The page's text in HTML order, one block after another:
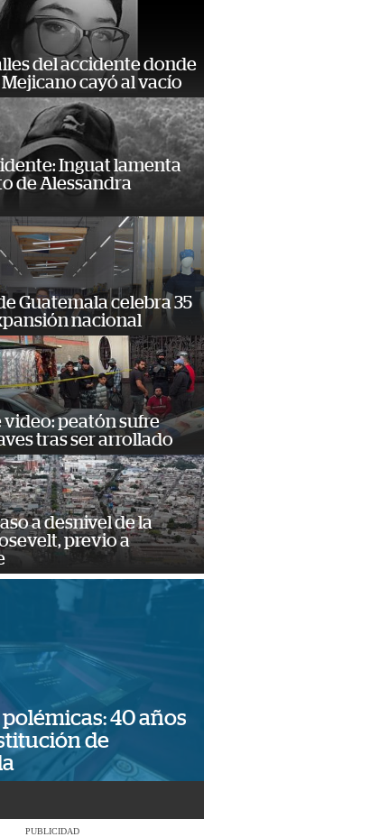
del accidente donde
cayó al vacío
Inguat lamenta
de Alessandra
Guatemala celebra 35
nacional
peatón sufre
tras ser arrollado
a desnivel de la
previo a
40 años
de
PUBLICIDAD